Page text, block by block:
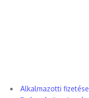
Alkalmazotti